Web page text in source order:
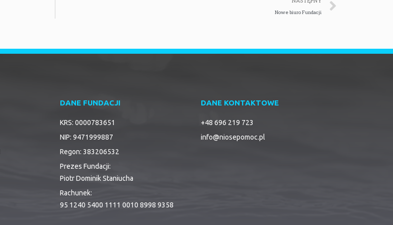
Nowe biuro Fundacji
DANE FUNDACJI
KRS: 0000783651
NIP: 9471999887
Regon: 383206532
Prezes Fundacji:
Piotr Dominik Staniucha
Rachunek:
95 1240 5400 1111 0010 8998 9358
DANE KONTAKTOWE
+48 696 219 723
info@niosepomoc.pl